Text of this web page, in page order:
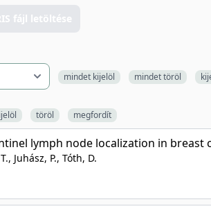
fájl letöltése
mindet kijelöl mindet töröl
töröl megfordít
lymph node localization in breast
Juhász, P., Tóth, D.